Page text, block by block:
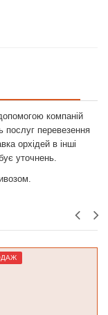
компаній
послуг перевезення
орхідей в інші
уточнень.